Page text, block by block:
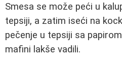
Smesa se može peći u
tepsiji, a zatim iseći na
pečenje u tepsiji sa
mafini lakše vadili.